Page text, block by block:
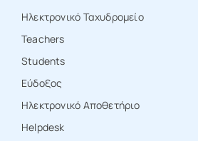
Ηλεκτρονικό Ταχυδρομείο
Teachers
Students
Εύδοξος
Ηλεκτρονικό Αποθετήριο
Ηelpdesk